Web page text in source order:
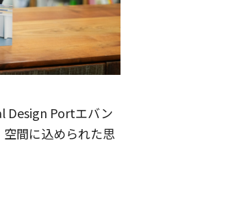
Design Portエバン
間に込められた思